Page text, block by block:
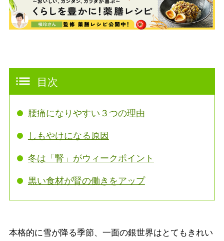
目次
腰痛になりやすい３つの理由
しもやけになる原因
冬は「腎」がウィークポイント
黒い食材が腎の働きをアップ
本格的に雪が降る季節、一面の銀世界はとてもきれい